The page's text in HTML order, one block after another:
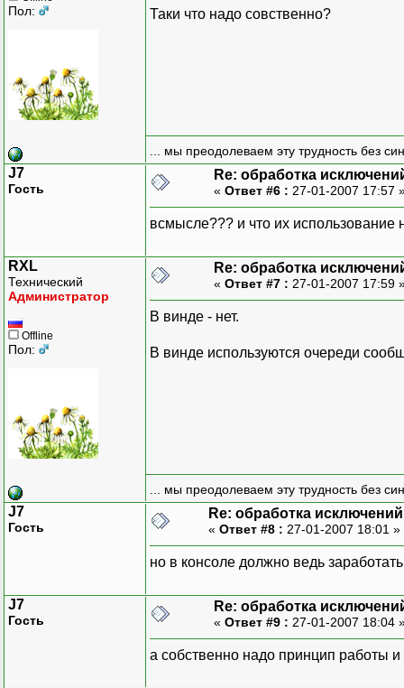
Пол: Таки что надо совственно?
... мы преодолеваем эту трудность без
J7
Гость
Re: обработка
« Ответ #6 : 27-01-2007 17:57
всмысле??? и что их использование
RXL
Технический
Администратор
Offline
Пол:
Re: обработка
« Ответ #7 : 27-01-2007 17:59
В винде - нет.
В винде используются очереди
... мы преодолеваем эту трудность без
J7
Гость
Re: обработка исключений
« Ответ #8 : 27-01-2007 18:01 »
но в консоле должно ведь
J7
Гость
Re: обработка
« Ответ #9 : 27-01-2007 18:04
а собственно надо принцип работы